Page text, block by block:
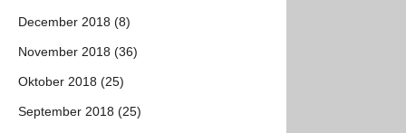
December 2018 (8)
November 2018 (36)
Oktober 2018 (25)
September 2018 (25)